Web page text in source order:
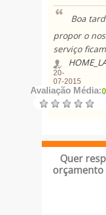
Boa
propor o
serviço
20-
07-2015
Avaliação Média:
Quer
orçamento